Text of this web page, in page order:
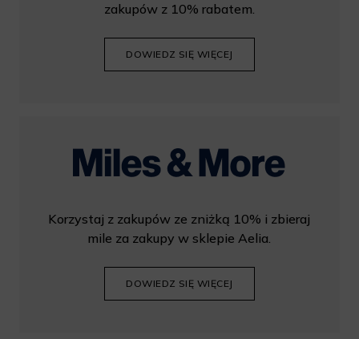
zakupów z 10% rabatem.
DOWIEDZ SIĘ WIĘCEJ
Korzystaj z zakupów ze zniżką 10% i zbieraj
mile za zakupy w sklepie Aelia.
DOWIEDZ SIĘ WIĘCEJ